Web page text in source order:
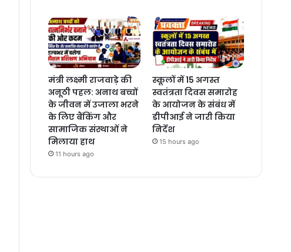
मंत्री लक्ष्मी राजवाड़े की
अनूठी पहल: अनाथ बच्चों
के जीवन में उजाला भरने
के लिए बैंकिंग और
सामाजिक संस्थाओं ने
मिलाया हाथ
11 hours ago
स्कूलों में 15 अगस्त
स्वतंत्रता दिवस समारोह
के आयोजन के संबंध में
डीपीआई ने जारी किया
निर्देश
15 hours ago